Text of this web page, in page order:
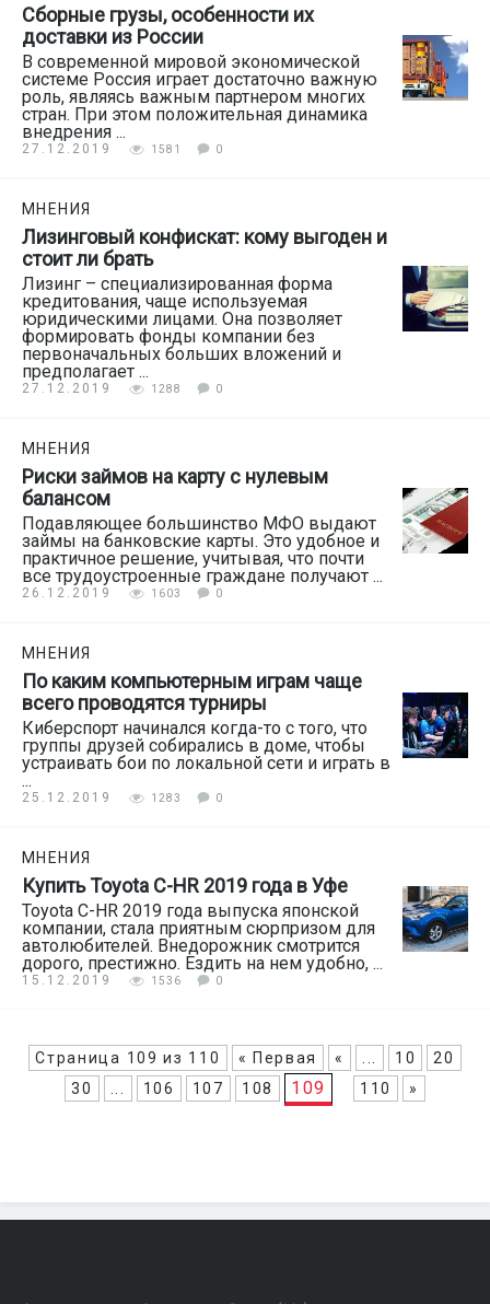
27.12.2019 1581 0
Сборные грузы, особенности их
доставки из России
В современной мировой экономической
системе Россия играет достаточно важную
роль, являясь важным партнером многих
стран. При этом положительная динамика
внедрения ...
МНЕНИЯ
27.12.2019 1288 0
Лизинговый конфискат: кому выгоден и
стоит ли брать
Лизинг – специализированная форма
кредитования, чаще используемая
юридическими лицами. Она позволяет
формировать фонды компании без
первоначальных больших вложений и
предполагает ...
МНЕНИЯ
26.12.2019 1603 0
Риски займов на карту с нулевым
балансом
Подавляющее большинство МФО выдают
займы на банковские карты. Это удобное и
практичное решение, учитывая, что почти
все трудоустроенные граждане получают ...
МНЕНИЯ
25.12.2019 1283 0
По каким компьютерным играм чаще
всего проводятся турниры
Киберспорт начинался когда-то с того, что
группы друзей собирались в доме, чтобы
устраивать бои по локальной сети и играть в
...
МНЕНИЯ
15.12.2019 1536 0
Купить Toyota C-HR 2019 года в Уфе
Toyota C-HR 2019 года выпуска японской
компании, стала приятным сюрпризом для
автолюбителей. Внедорожник смотрится
дорого, престижно. Ездить на нем удобно, ...
Страница 109 из 110 « Первая « 10
20
30
106 107 108 109 110 »